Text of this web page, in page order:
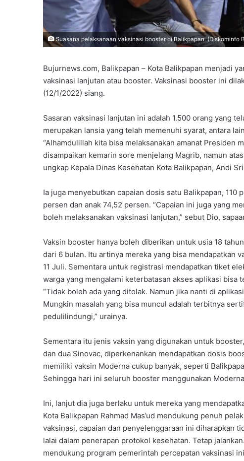
Suasana pelaksanaan vaksinasi booster di Balikpapan. (Diskominfo
Bujurnews.com, Balikpapan – Kota Balikpapan menjadi
vaksinasi lanjutan atau booster. Vaksinasi booster ini
(12/1/2022) siang.
Sasaran vaksinasi lanjutan ini adalah 1.500 orang yang
merupakan lansia yang telah memenuhi syarat, antara
“Alhamdulillah kita bisa melaksanakan amanat Presiden
disampaikan kemarin sore menjelang Magrib, namun
ungkap Kepala Dinas Kesehatan Kota Balikpapan, Andi
Ia juga menyebutkan capaian dosis satu Balikpapan,
persen dan anak 74,52 persen. “Capaian ini juga yang
boleh melaksanakan vaksinasi lanjutan,” sebut Dio,
Vaksin booster hanya boleh diberikan untuk usia 18
dari 6 bulan. Itu artinya mereka yang bisa mendapatkan
11 Juli. Sementara untuk registrasi mendapatkan tiket
warga yang mengalami keterbatasan akses aplikasi bisa
“Tidak boleh ada yang ditolak. Namun jika nanti di
Mungkin masalah yang bisa muncul adalah terbitnya
pedulilindungi,” urainya.
Sementara itu jenis vaksin yang digunakan untuk
dan dua Sinovac, diperkenankan mendapatkan dosis
memiliki vaksin Moderna cukup banyak, seperti
Sehingga hari ini seluruh booster menggunakan
Ini, lanjut dia juga berlaku untuk mereka yang
Kota Balikpapan Rahmad Mas’ud mendukung penuh
vaksinasi, capaian dan penyelenggaraan ini diharapkan
lalai dalam penerapan protokol kesehatan. Tetap
mendukung program pemerintah percepatan vaksinasi